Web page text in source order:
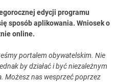
edycji programu
sposób aplikowania. Wniosek o
online.
portalem obywatelskim. Nie
by działać i być niezależnym
Możesz nas wesprzeć poprzez